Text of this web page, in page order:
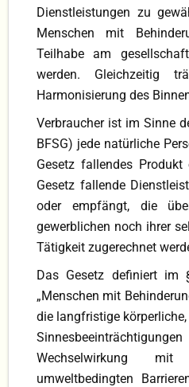
Dienstleistungen zu
Menschen mit
Teilhabe am
werden. Gleichzeitig
Harmonisierung des
Verbraucher ist im Sinne
BFSG) jede natürliche
Gesetz fallendes
Gesetz fallende
oder empfängt, die
gewerblichen noch ihrer
Tätigkeit zugerechnet
Das Gesetz definiert
„Menschen mit
die langfristige
Wechselwirkung
umweltbedingten